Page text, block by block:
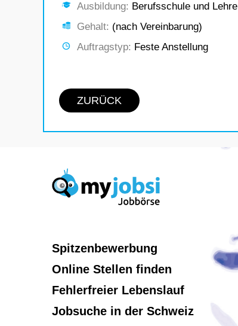
Ausbildung: Berufsschule und Lehre
Gehalt: (nach Vereinbarung)
Auftragstyp: Feste Anstellung
ZURÜCK
Spitzenbewerbung
Online Stellen finden
Fehlerfreier Lebenslauf
Jobsuche in der Schweiz